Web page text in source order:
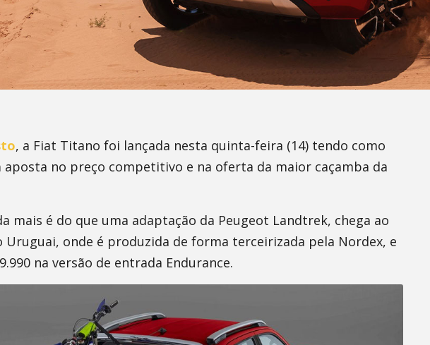
, a Fiat Titano foi lançada nesta quinta-feira (14) tendo como
no preço competitivo e na oferta da maior caçamba da
mais é do que uma adaptação da Peugeot Landtrek, chega ao
onde é produzida de forma terceirizada pela Nordex, e
na versão de entrada Endurance.